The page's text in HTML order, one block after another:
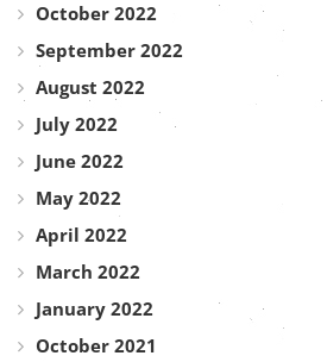
October 2022
September 2022
August 2022
July 2022
June 2022
May 2022
April 2022
March 2022
January 2022
October 2021